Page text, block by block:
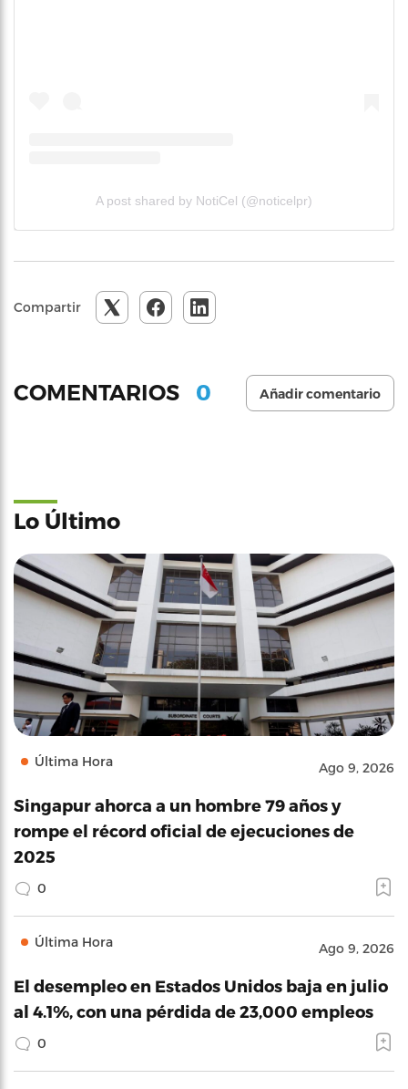
A post shared by NotiCel (@noticelpr)
Compartir
COMENTARIOS 0 Añadir comentario
Lo Último
Última Hora Ago 9, 2026
Singapur ahorca a un hombre 79 años y
rompe el récord oficial de ejecuciones de
2025
0
Última Hora Ago 9, 2026
El desempleo en Estados Unidos baja en julio
al 4.1%, con una pérdida de 23,000 empleos
0